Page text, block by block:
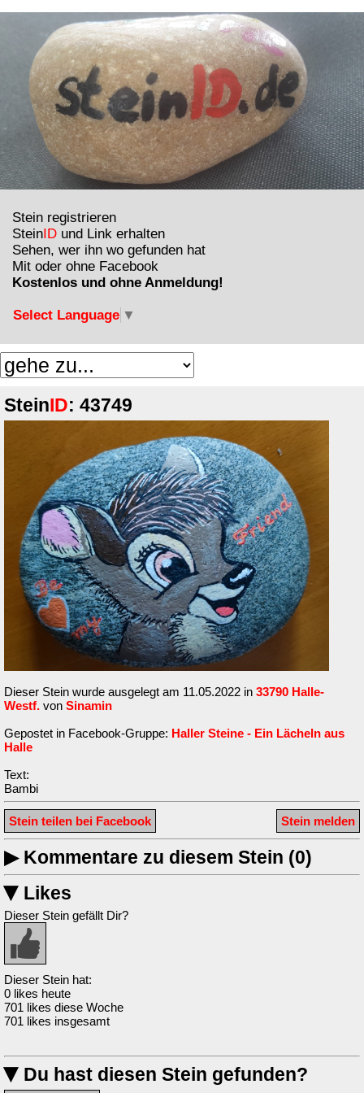
Stein registrieren
Stein ID und Link erhalten
Sehen, wer ihn wo gefunden hat
Mit oder ohne Facebook
Kostenlos und ohne Anmeldung!
Select Language ▼
Stein ID: 43749
Dieser Stein wurde ausgelegt am 11.05.2022 in 33790 Halle-
Westf. von Sinamin
Gepostet in Facebook-Gruppe: Haller Steine - Ein Lächeln aus
Halle
Text:
Bambi
Stein melden
Stein teilen bei Facebook
▶Kommentare zu diesem Stein (0)
▶ Likes
Dieser Stein gefällt Dir?
Dieser Stein hat:
0 likes heute
701 likes diese Woche
701 likes insgesamt
▶ Du hast diesen Stein gefunden?